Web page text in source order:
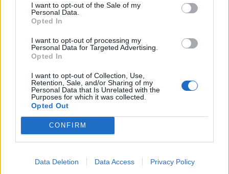
I want to opt-out of the Sale of my
Personal Data.
Opted In
I want to opt-out of processing my
Personal Data for Targeted Advertising.
Opted In
I want to opt-out of Collection, Use,
Retention, Sale, and/or Sharing of my
Personal Data that Is Unrelated with the
Purposes for which it was collected.
Opted Out
CONFIRM
Data Deletion Data Access Privacy Policy
Město reklamuje okna na ZŠ 28. října,
dodavatel je ale v konkurzu
Martin Poulíček - 8. 1. 2020
PŘÍBRAM - Základní škola v ulici 28. října procházela od roku 2018 do
září 2019 rekonstrukcí půdního prostorou, kde vznikly specializované